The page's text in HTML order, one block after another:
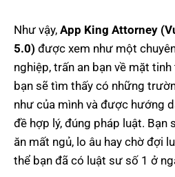
Như vậy, App King Attorney
5.0) được xem như một
nghiệp, trấn an bạn về mặt
bạn sẽ tìm thấy có những
như của mình và được hướng
đề hợp lý, đúng pháp luật. Bạn
ăn mất ngủ, lo âu hay chờ đợi
thể bạn đã có luật sư số 1 ở